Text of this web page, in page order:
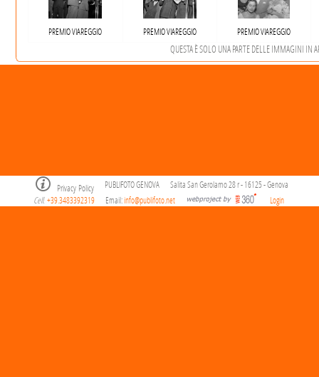
PREMIO VIAREGGIO PREMIO VIAREGGIO PREMIO VIAREGGIO
QUESTA È SOLO UNA PARTE DELLE IMMAGINI
Privacy Policy PUBLIFOTO GENOVA
Salita San Gerolamo 28 r - 16125 - Genova
Cell. +39.3483392319 Email:info@publifoto.net Login